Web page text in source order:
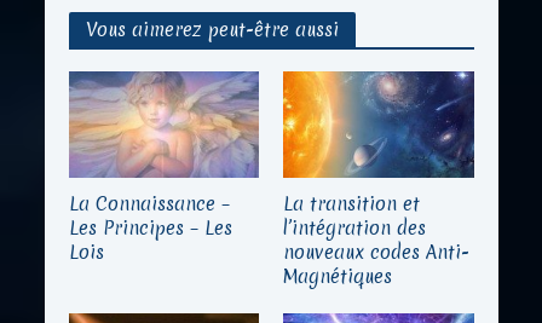
Vous aimerez peut-être aussi
La Connaissance –
Les Principes – Les
Lois
La transition et
l’intégration des
nouveaux codes Anti-
Magnétiques